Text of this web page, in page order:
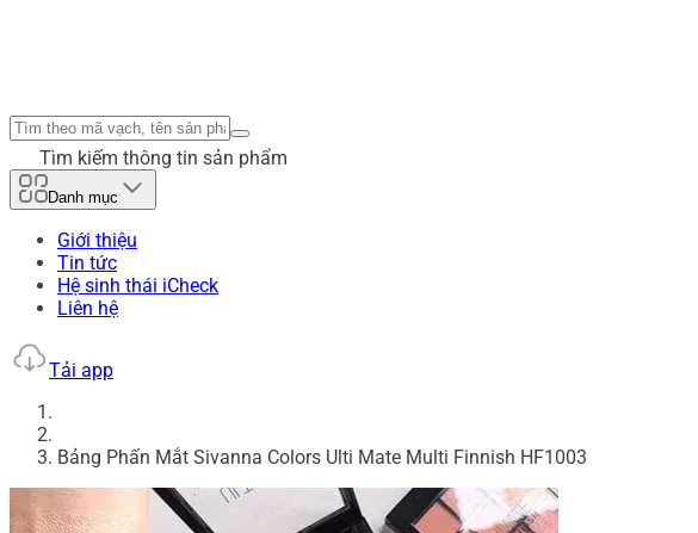
Tìm kiếm thông tin sản phẩm
Danh mục
Giới thiệu
Tin tức
Hệ sinh thái iCheck
Liên hệ
Tải app
Bảng Phấn Mắt Sivanna Colors Ulti Mate Multi Finnish HF1003